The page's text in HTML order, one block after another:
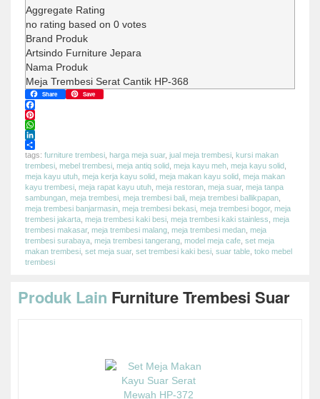
Aggregate Rating
no rating based on 0 votes
Brand Produk
Artsindo Furniture Jepara
Nama Produk
Meja Trembesi Serat Cantik HP-368
Share Save
Facebook
Pinterest
WhatsApp
LinkedIn
Share
tags: furniture trembesi harga meja suar, jual meja trembesi kursi makan
trembesi mebel trembesi meja antiq solid meja kayu meh meja kayu solid
meja kayu utuh meja kerja kayu solid meja makan kayu solid meja makan
kayu trembesi meja rapat kayu utuh meja restoran meja suar, meja tanpa
sambungan meja trembesi meja trembesi bali meja trembesi ballikpapan
meja trembesi banjarmasin meja trembesi bekasi meja trembesi bogor, meja
trembesi jakarta meja trembesi kaki besi meja trembesi kaki stainless meja
trembesi makasar, meja trembesi malang meja trembesi medan meja
trembesi surabaya meja trembesi tangerang model meja cafe set meja
makan trembesi set meja suar, set trembesi kaki besi suar table toko mebel
trembesi
Produk Lain Furniture Trembesi Suar